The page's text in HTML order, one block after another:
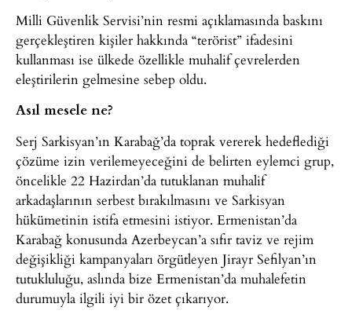
Milli Güvenlik Servisi’nin resmi açıklamasında baskını
gerçekleştiren kişiler hakkında “terörist” ifadesini
kullanması ise ülkede özellikle muhalif çevrelerden
eleştirilerin gelmesine sebep oldu.
Asıl mesele ne?
Serj Sarkisyan’ın Karabağ’da toprak vererek hedeflediği
çözüme izin verilemeyeceğini de belirten eylemci grup,
öncelikle 22 Hazirdan’da tutuklanan muhalif
arkadaşlarının serbest bırakılmasını ve Sarkisyan
hükümetinin istifa etmesini istiyor. Ermenistan’da
Karabağ konusunda Azerbeycan’a sıfır taviz ve rejim
değişikliği kampanyaları örgütleyen Jirayr Sefilyan’ın
tutukluluğu, aslında bize Ermenistan’da muhalefetin
durumuyla ilgili iyi bir özet çıkarıyor.